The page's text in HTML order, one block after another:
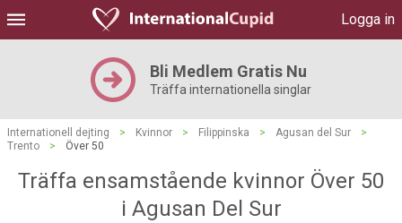
Logga in
Bli Medlem Gratis Nu
Träffa internationella singlar
Internationell dejting > Kvinnor > Filippinska > Agusan del Sur
>
Trento
> Över 50
Träffa ensamstående kvinnor Över 50
i Agusan Del Sur